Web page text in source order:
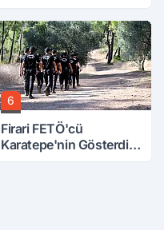
Üzerine Çıkarıldı
6
Firari FETÖ'cü
Karatepe'nin Gösterdiği